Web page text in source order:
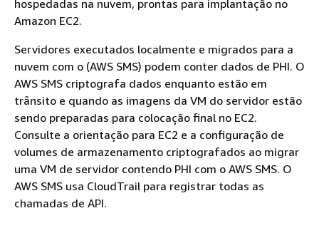
hospedadas na nuvem, prontas para implantação no
Amazon EC2.
Servidores executados localmente e migrados para a
nuvem com o (AWS SMS) podem conter dados de PHI. O
AWS SMS criptografa dados enquanto estão em
trânsito e quando as imagens da VM do servidor estão
sendo preparadas para colocação final no EC2.
Consulte a orientação para EC2 e a configuração de
volumes de armazenamento criptografados ao migrar
uma VM de servidor contendo PHI com o AWS SMS. O
AWS SMS usa CloudTrail para registrar todas as
chamadas de API.